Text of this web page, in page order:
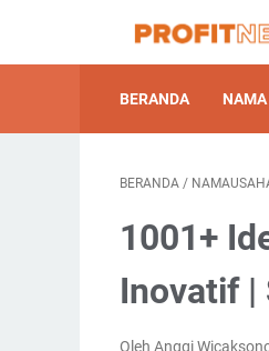
BERANDA
BERANDA /
1001+
Inovatif |
Oleh Anggi